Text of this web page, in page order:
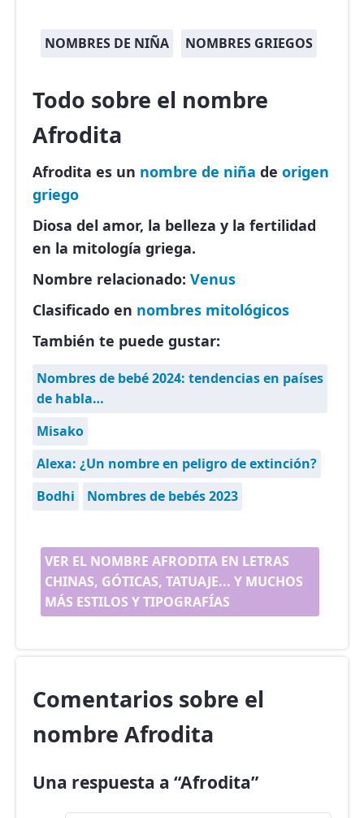
NOMBRES DE NIÑA NOMBRES GRIEGOS
Todo sobre el nombre
Afrodita
Afrodita es un nombre de niña de origen
griego
Diosa del amor, la belleza y la fertilidad
en la mitología griega.
Nombre relacionado: Venus
Clasificado en nombres mitológicos
También te puede gustar:
Nombres de bebé 2024: tendencias en países
de habla…
Misako
Alexa: ¿Un nombre en peligro de extinción?
Bodhi
Nombres de bebés 2023
VER EL NOMBRE AFRODITA EN LETRAS
CHINAS, GÓTICAS, TATUAJE... Y MUCHOS
MÁS ESTILOS Y TIPOGRAFÍAS
Comentarios sobre el
nombre Afrodita
Una respuesta a “Afrodita”